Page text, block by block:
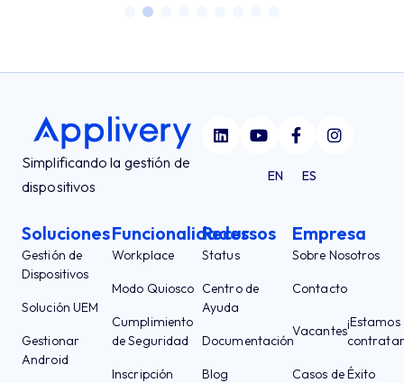
Simplificando la gestión de
dispositivos
EN ES
Soluciones
Gestión de
Dispositivos
Solución UEM
Gestionar
Android
Funcionalidades
Workplace
Modo Quiosco
Cumplimiento
de Seguridad
Inscripción
Recursos
Status
Centro de
Ayuda
Documentación
Blog
Empresa
Sobre Nosotros
Contacto
Vacantes
¡Estamos
Casos de Éxito